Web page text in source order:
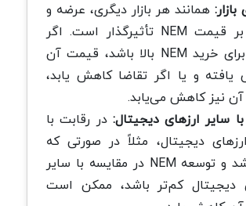
همانند هر بازار دیگری، عرضه و
تقاضا بر قیمت NEM تأثیرگذار است. اگر
تقاضا برای خرید NEM بالا باشد، قیمت آن
یافته و یا اگر تقاضا کاهش یابد،
نیز کاهش می‌یابد.
سایر ارزهای دیجیتال: در رقابت با
دیجیتال، مثلاً در صورتی که
روند رشد و توسعه NEM در مقایسه با سایر
دیجیتال کم‌تر باشد، ممکن است